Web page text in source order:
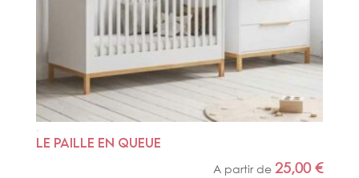
LE PAILLE EN QUEUE
A partir de25,00€